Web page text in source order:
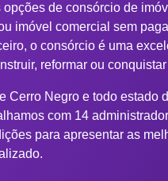
opções de consórcio de
imóvel comercial sem
o consórcio é uma
reformar ou
Cerro Negro e todo estado
com 14
para apresentar as